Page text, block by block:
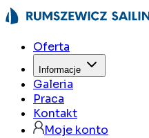
Oferta
Informacje
Galeria
Praca
Kontakt
Moje konto